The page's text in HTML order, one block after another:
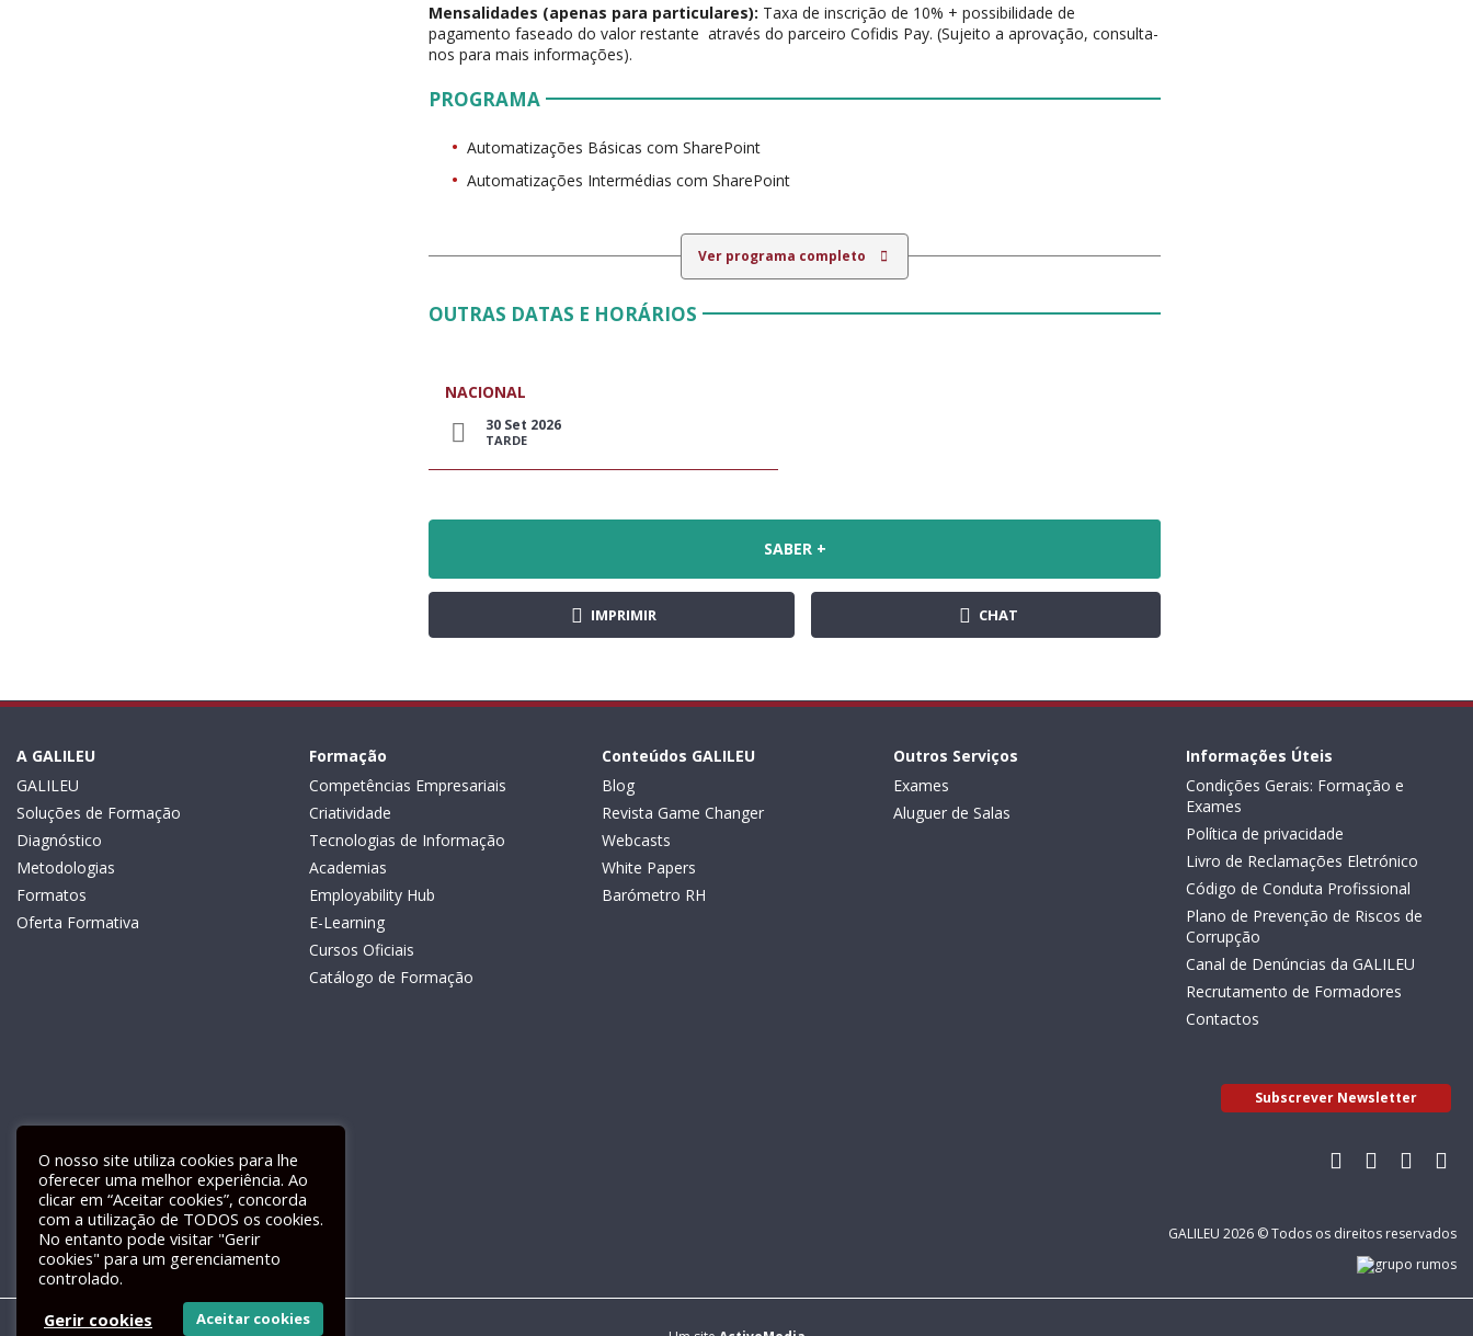
Mensalidades (apenas para particulares): Taxa de inscrição de 10% + possibilidade de
pagamento faseado do valor restante através do parceiro Cofidis Pay. (Sujeito a aprovação, consulta-
nos para mais informações).
PROGRAMA
Automatizações Básicas com SharePoint
Automatizações Intermédias com SharePoint
Ver programa completo
OUTRAS DATAS E HORÁRIOS
NACIONAL
30 Set 2026
TARDE
SABER +
IMPRIMIR CHAT
A GALILEU
GALILEU
Soluções de Formação
Diagnóstico
Metodologias
Formatos
Oferta Formativa
Formação
Competências Empresariais
Criatividade
Tecnologias de Informação
Academias
Employability Hub
E-Learning
Cursos Oficiais
Catálogo de Formação
Conteúdos GALILEU
Blog
Revista Game Changer
Webcasts
White Papers
Barómetro RH
Outros Serviços
Exames
Aluguer de Salas
Informações Úteis
Condições Gerais: Formação e
Exames
Política de privacidade
Livro de Reclamações Eletrónico
Código de Conduta Profissional
Plano de Prevenção de Riscos de
Corrupção
Canal de Denúncias da GALILEU
Recrutamento de Formadores
Contactos
Subscrever Newsletter
Livro de Reclamações Electrónico GALILEU 2026 © Todos os direitos reservados
O nosso site utiliza cookies para lhe
oferecer uma melhor experiência. Ao
clicar em “Aceitar cookies”, concorda
com a utilização de TODOS os cookies.
No entanto pode visitar "Gerir
cookies" para um gerenciamento
controlado.
Gerir cookies
Aceitar cookies